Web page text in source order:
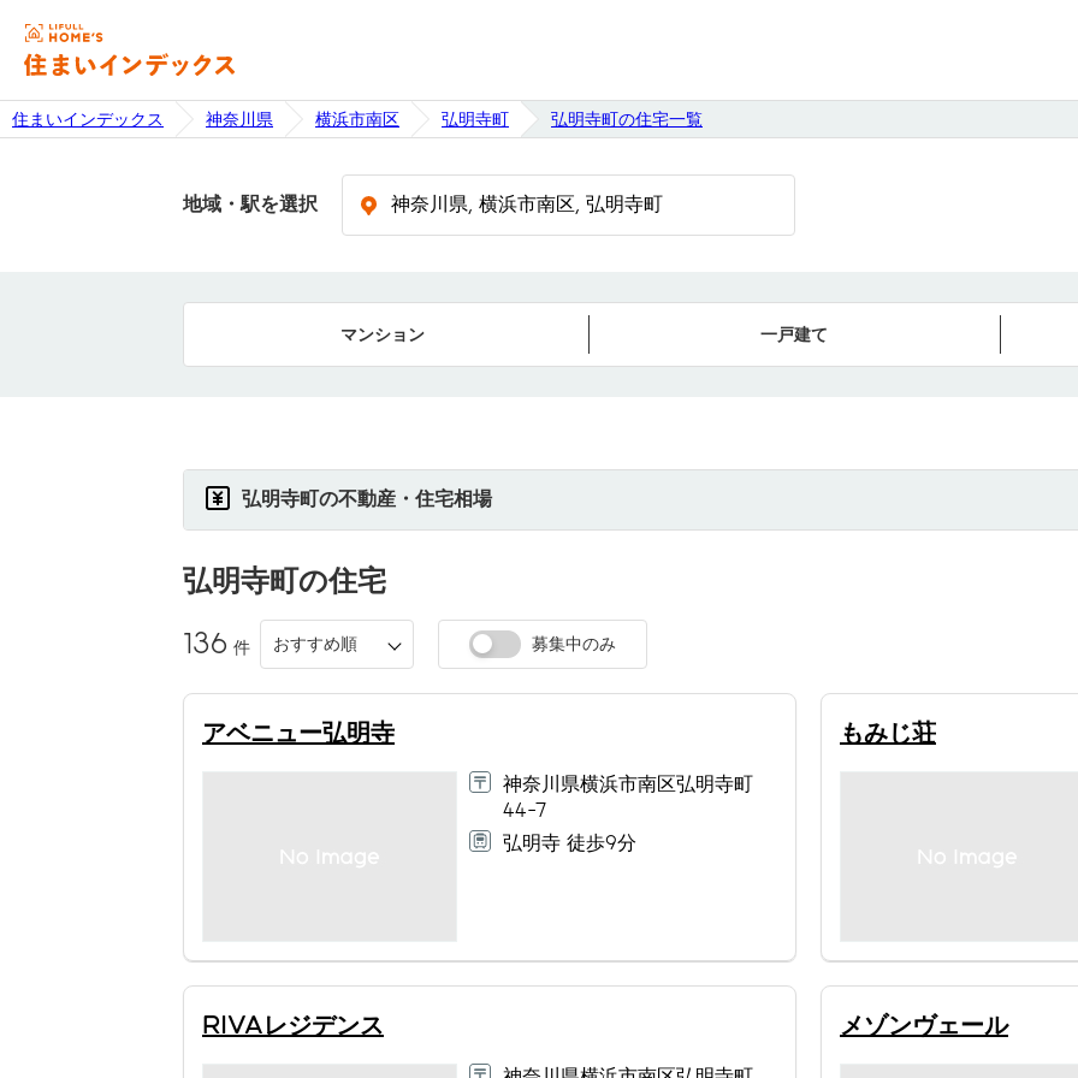
住まいインデックス 神奈川県 横浜市南区 弘明寺町 弘明寺町の住宅一覧
地域・駅を選択
マンション 一戸建て
弘明寺町の不動産・住宅相場
弘明寺町の住宅
136 件 おすすめ順 募集中のみ
アベニュー弘明寺
神奈川県横浜市南区弘明寺町
44-7
弘明寺 徒歩9分
もみじ荘
RIVAレジデンス メゾンヴェール